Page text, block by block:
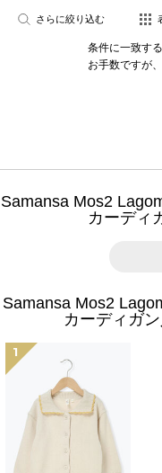
さらに絞り込む
条件に一致す
お手数ですが
Samansa Mos2
カーディ
Samansa Mos2
カーディガ
1